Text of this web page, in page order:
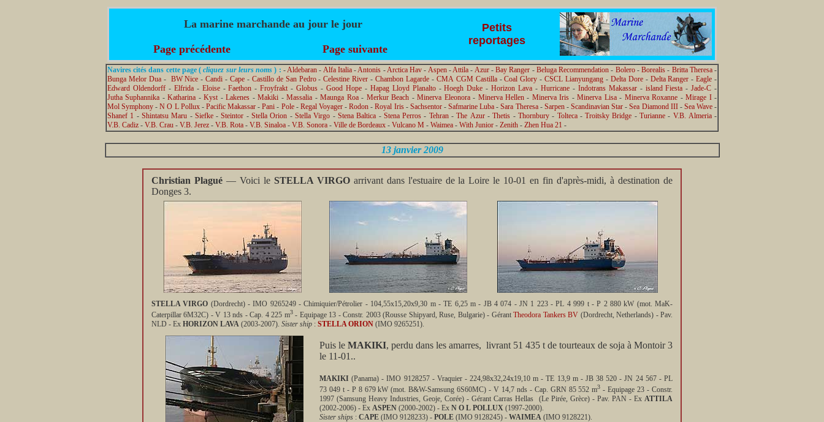
La marine marchande au jour le jour
Petits
reportages
Page précédente Page suivante
Navires cités dans cette page ( cliquez sur leurs noms) : -Aldebaran - Alfa Italia-Antonis -Arctica Hav - Aspen-Attila - Azur-Bay Ranger - Beluga Recommendation - Bolero-Borealis - Britta Theresa-
Bunga Melor Dua- BW Nice -Candi -Cape - Castillo de San Pedro-Celestine River -Chambon Lagarde - CMA CGM Castilla-Coal Glory -CSCL Lianyungang - Delta Dore- Delta Ranger -Eagle -
Edward Oldendorff- Elfrida- Eloise-Faethon -Froyfrakt -Globus - Good Hope- Hapag Lloyd Planalto-Hoegh Duke -Horizon Lava - Hurricane- Indotrans Makassar- island Fiesta -Jade-C -
Jutha Suphannika -Katharina -Kyst -Lakenes -Makiki -Massalia -Maunga Roa- Merkur Beach -Minerva Eleonora- Minerva Hellen - Minerva Iris -Minerva Lisa- Minerva Roxanne -Mirage I-
Mol Symphony -N O L Pollux- Pacific Makassar -Pani - Pole- Regal Voyager-Rodon -Royal Iris- Sachsentor-Safmarine Luba -Sara Theresa- Sarpen-Scandinavian Star -Sea Diamond III- Sea Wave -
Shanef 1 - Shintatsu Maru - Siefke-Steintor -Stella Orion - Stella Virgo - Stena Baltica - Stena Perros - Tehran-The Azur-Thetis - Thornbury- Tolteca-Troitsky Bridge -Turianne - V.B. Almeria-
V.B. Cadiz - V.B. Crau - V.B. Jerez - V.B. Rota - V.B. Sinaloa - V.B. Sonora - Ville de Bordeaux - Vulcano M - Waimea - With Junior - Zenith - Zhen Hua 21 -
13 janvier 2009
Christian Plagué— Voici le STELLA VIRGOarrivant dans l'estuaire de la Loire le 10-01 en fin d'après-midi, à destination de
Donges 3.
STELLA VIRGO (Dordrecht) - IMO 9265249 - Chimiquier/Pétrolier - 104,55x15,20x9,30 m - TE 6,25 m - JB 4 074 - JN 1 223 - PL 4 999 t - P 2 880 kW (mot. MaK-
Caterpillar 6M32C) - V 13 nds - Cap. 4 225 m3- Equipage 13 - Constr. 2003 (Rousse Shipyard, Ruse, Bulgarie) - GérantTheodora Tankers BV (Dordrecht, Netherlands) - Pav.
NLD - Ex HORIZON LAVA (2003-2007). Sister ship : STELLA ORION (IMO 9265251).
Puis le MAKIKI, perdu dans les amarres, livrant 51 435 t de tourteaux de soja à Montoir 3
le 11-01..
MAKIKI (Panama) - IMO 9128257 - Vraquier - 224,98x32,24x19,10 m - TE 13,9 m - JB 38 520 - JN 24 567 - PL
73 049 t - P 8 679 kW (mot. B&W-Samsung 6S60MC) - V 14,7 nds - Cap. GRN 85 552 m3 - Equipage 23 - Constr.
1997 (Samsung Heavy Industries, Geoje, Corée) - Gérant Carras Hellas (Le Pirée, Grèce) - Pav. PAN - Ex ATTILA
(2002-2006) - Ex ASPEN (2000-2002) - Ex N O L POLLUX (1997-2000).
Sister ships : CAPE (IMO 9128233) - POLE (IMO 9128245) - WAIMEA (IMO 9128221).